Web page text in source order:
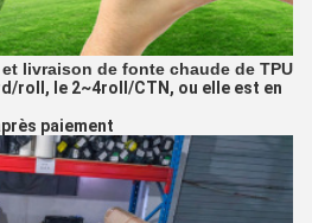
livraison de fonte chaude de TPU
roll, le 2~4roll/CTN, ou elle est en
paiement